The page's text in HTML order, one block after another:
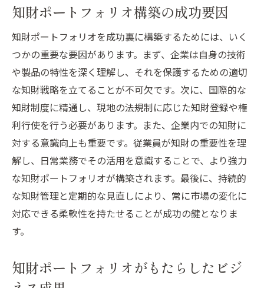
知財ポートフォリオ構築の成功要因
知財ポートフォリオを成功裏に構築するためには、いく
つかの重要な要因があります。まず、企業は自身の技術
や製品の特性を深く理解し、それを保護するための適切
な知財戦略を立てることが不可欠です。次に、国際的な
知財制度に精通し、現地の法規制に応じた知財登録や権
利行使を行う必要があります。また、企業内での知財に
対する意識向上も重要です。従業員が知財の重要性を理
解し、日常業務でその活用を意識することで、より強力
な知財ポートフォリオが構築されます。最後に、持続的
な知財管理と定期的な見直しにより、常に市場の変化に
対応できる柔軟性を持たせることが成功の鍵となりま
す。
知財ポートフォリオがもたらしたビジ